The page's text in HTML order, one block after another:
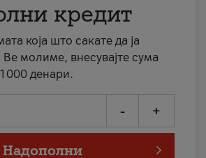
кредит
која што сакате да ја
молиме, внесувајте сума
денари.
- +
Надополни